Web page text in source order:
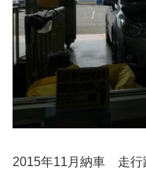
2015年11月納車 走